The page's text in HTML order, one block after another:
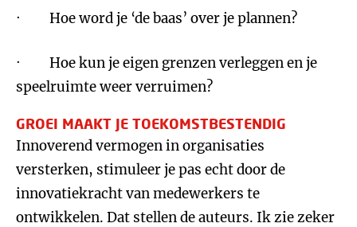
· Hoe word je ‘de baas’ over je plannen?
· Hoe kun je eigen grenzen verleggen en je
speelruimte weer verruimen?
GROEI MAAKT JE TOEKOMSTBESTENDIG
Innoverend vermogen in organisaties
versterken, stimuleer je pas echt door de
innovatiekracht van medewerkers te
ontwikkelen. Dat stellen de auteurs. Ik zie zeker